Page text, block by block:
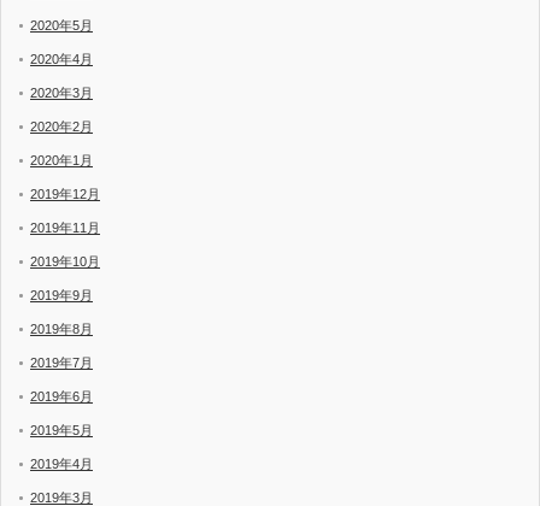
2020年5月
2020年4月
2020年3月
2020年2月
2020年1月
2019年12月
2019年11月
2019年10月
2019年9月
2019年8月
2019年7月
2019年6月
2019年5月
2019年4月
2019年3月